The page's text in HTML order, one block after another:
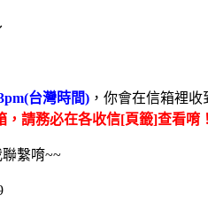
台灣時間) ，你會在信箱裡
請務必在各收信[頁籤]查看唷！
繫唷~~